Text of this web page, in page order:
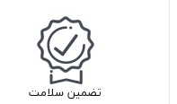
تضمین سلامت